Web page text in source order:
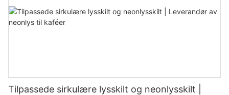
Tilpassede sirkulære lysskilt og neonlysskilt |